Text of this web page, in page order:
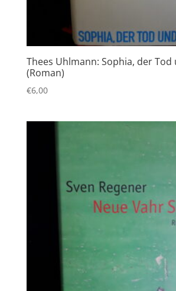
Thees Uhlmann: Sophia, der Tod
(Roman)
€6,00